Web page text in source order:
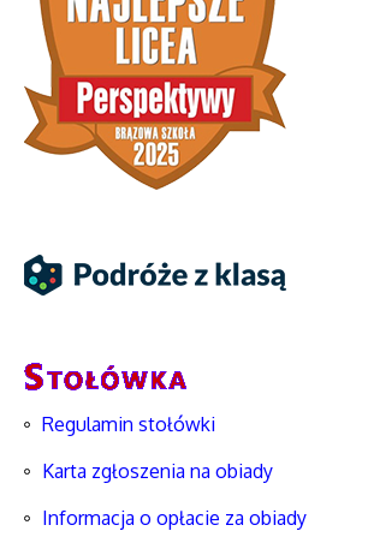
Regulamin stołówki
Karta zgłoszenia na obiady
Informacja o opłacie za obiady